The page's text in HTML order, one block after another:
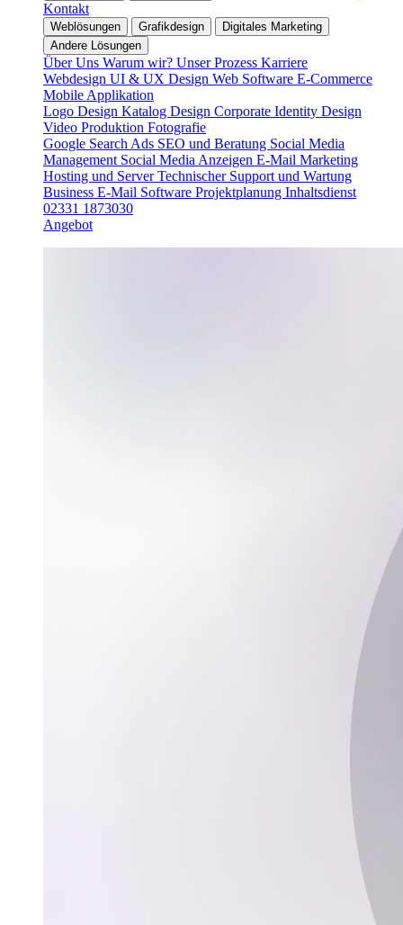
Kontakt
Weblösungen Grafikdesign
Digitales Marketing
Andere Lösungen
Über Uns Warum wir? Unser Prozess Karriere
Webdesign UI & UX Design Web Software E-Commerce
Mobile Applikation
Logo Design Katalog Design Corporate Identity Design
Video Produktion Fotografie
Google Search Ads SEO und Beratung Social Media
Management Social Media Anzeigen E-Mail Marketing
Hosting und ServerTechnischer Support und Wartung
Business E-Mail Software Projektplanung Inhaltsdienst
02331 1873030
Angebot